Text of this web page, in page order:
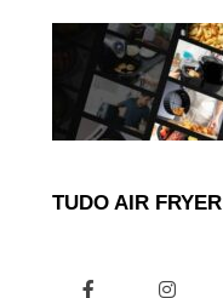
TUDO AIR FRYER